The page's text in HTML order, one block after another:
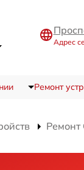
Адрес
Ремонт